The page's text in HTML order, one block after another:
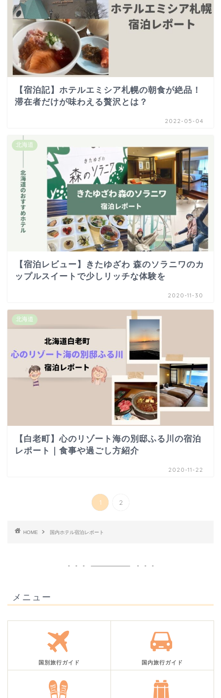
【宿泊記】ホテルエミシア札幌の朝食が絶品！
滞在者だけが味わえる贅沢とは？
2022-05-04
北海道
【宿泊レビュー】きたゆざわ 森のソラニワのカ
ップルスイートで少しリッチな体験を
2020-11-30
北海道
【白老町】心のリゾート海の別邸ふる川の宿泊
レポート｜食事や過ごし方紹介
2020-11-22
1 2
HOME 国内ホテル宿泊レポート
メニュー
国別旅行ガイド 国内旅行ガイド